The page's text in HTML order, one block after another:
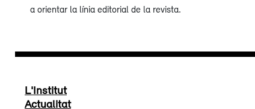
a orientar la línia editorial de la revista.
L'Institut
Actualitat